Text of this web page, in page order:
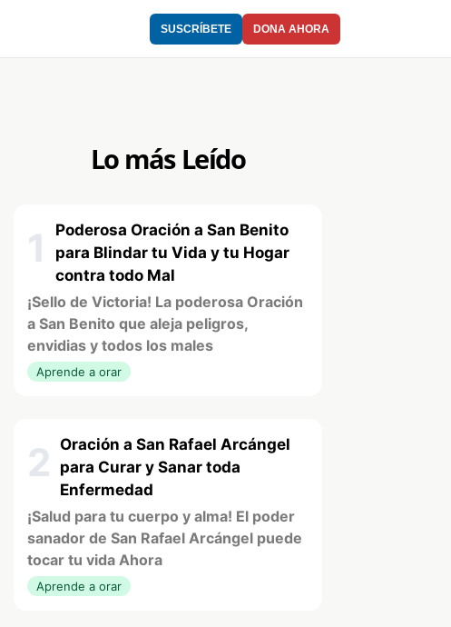
SUSCRÍBETE DONA AHORA
Lo más Leído
1
Poderosa Oración a San Benito
para Blindar tu Vida y tu Hogar
contra todo Mal
¡Sello de Victoria! La poderosa Oración
a San Benito que aleja peligros,
envidias y todos los males
Aprende a orar
2 Oración a San Rafael Arcángel
para Curar y Sanar toda
Enfermedad
¡Salud para tu cuerpo y alma! El poder
sanador de San Rafael Arcángel puede
tocar tu vida Ahora
Aprende a orar